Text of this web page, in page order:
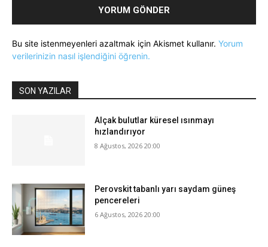
Bu site istenmeyenleri azaltmak için Akismet kullanır. Yorum
verilerinizin nasıl işlendiğini öğrenin.
SON YAZILAR
Alçak bulutlar küresel ısınmayı
hızlandırıyor
8 Ağustos, 2026 20:00
Perovskit tabanlı yarı saydam güneş
pencereleri
6 Ağustos, 2026 20:00